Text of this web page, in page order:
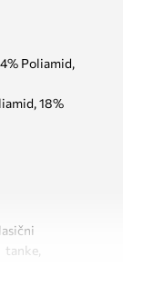
Poliamid,
18%
tanke,